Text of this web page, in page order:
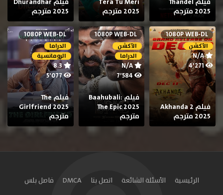
2025 مترجم
2025 مترجم
2025 مترجم
1080P WEB-DL
الأكشن
N/A
4٬271
فيلم Akhanda 2
2025 مترجم
1080P WEB-DL
الأكشن
الدراما
N/A
7٬584
فيلم Baahubali:
The Epic 2025
مترجم
1080P WEB-DL
الدراما
الرومانسية
8.3
5٬077
فيلم The
Girlfriend 2025
مترجم
الرئيسية الأسئلة الشائعة اتصل بنا DMCA فاصل بلس